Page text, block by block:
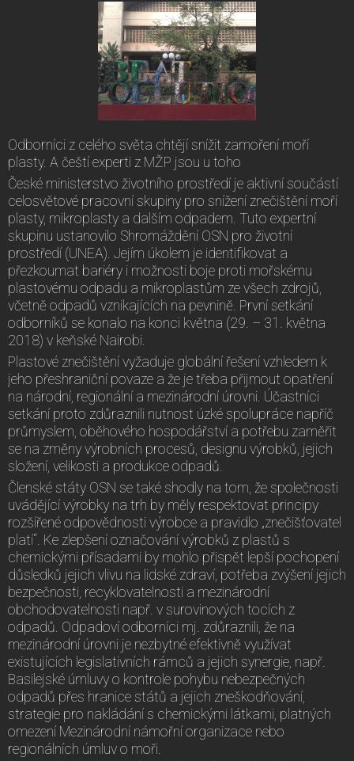
Odborníci z celého světa chtějí snížit zamoření moří
plasty. A čeští experti z MŽP jsou u toho
České ministerstvo životního prostředí je aktivní součástí
celosvětové pracovní skupiny pro snížení znečištění moří
plasty, mikroplasty a dalším odpadem. Tuto expertní
skupinu ustanovilo Shromáždění OSN pro životní
prostředí (UNEA). Jejím úkolem je identifikovat a
přezkoumat bariéry i možnosti boje proti mořskému
plastovému odpadu a mikroplastům ze všech zdrojů,
včetně odpadů vznikajících na pevnině. První setkání
odborníků se konalo na konci května (29. – 31. května
2018) v keňské Nairobi.
Plastové znečištění vyžaduje globální řešení vzhledem k
jeho přeshraniční povaze a že je třeba přijmout opatření
na národní, regionální a mezinárodní úrovni. Účastníci
setkání proto zdůraznili nutnost úzké spolupráce napříč
průmyslem, oběhového hospodářství a potřebu zaměřit
se na změny výrobních procesů, designu výrobků, jejich
složení, velikosti a produkce odpadů.
Členské státy OSN se také shodly na tom, že společnosti
uvádějící výrobky na trh by měly respektovat principy
rozšířené odpovědnosti výrobce a pravidlo „znečišťovatel
platí“. Ke zlepšení označování výrobků z plastů s
chemickými přísadami by mohlo přispět lepší pochopení
důsledků jejich vlivu na lidské zdraví, potřeba zvýšení jejich
bezpečnosti, recyklovatelnosti a mezinárodní
obchodovatelnosti např. v surovinových tocích z
odpadů. Odpadoví odborníci mj. zdůraznili, že na
mezinárodní úrovni je nezbytné efektivně využívat
existujících legislativních rámců a jejich synergie, např.
Basilejské úmluvy o kontrole pohybu nebezpečných
odpadů přes hranice států a jejich zneškodňování,
strategie pro nakládání s chemickými látkami, platných
omezení Mezinárodní námořní organizace nebo
regionálních úmluv o moři.